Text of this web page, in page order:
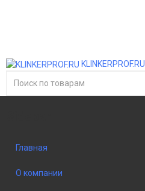
KLINKERPROF.RU
Главная
О компании